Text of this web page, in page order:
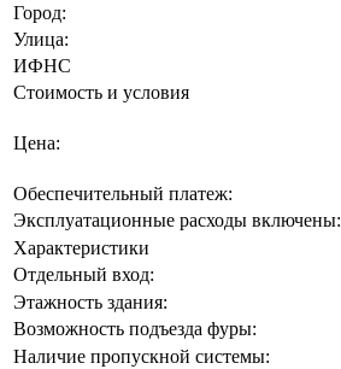
Город:
Улица:
ИФНС
Стоимость и условия
Цена:
Обеспечительный платеж:
Эксплуатационные расходы включены:
Характеристики
Отдельный вход:
Этажность здания:
Возможность подъезда фуры:
Наличие пропускной системы: